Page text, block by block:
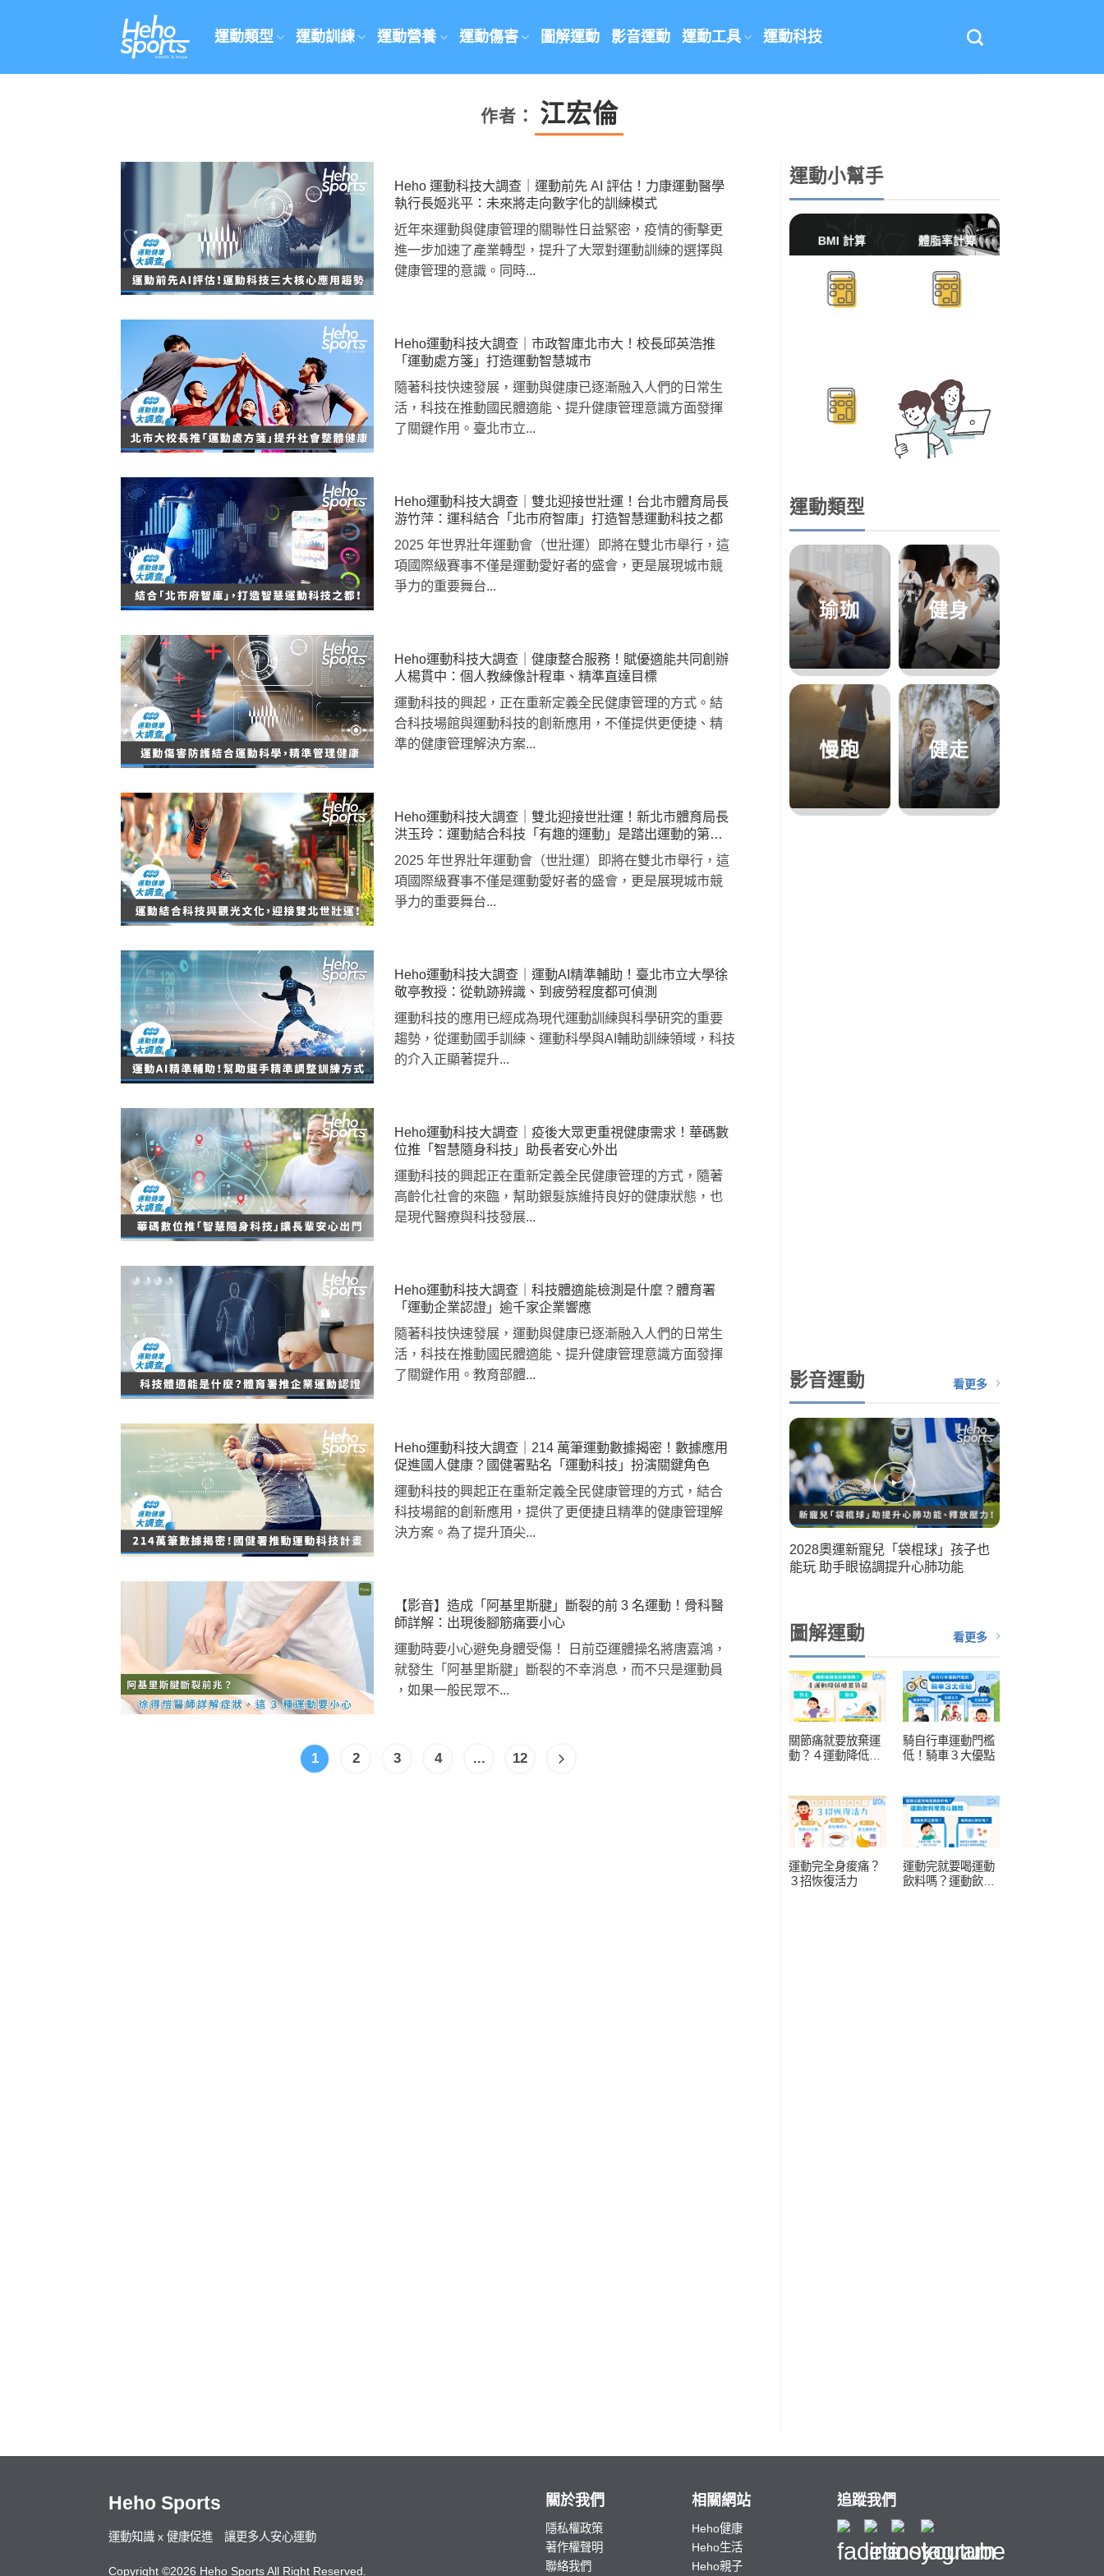
運動類型 運動訓練 運動營養 運動傷害 圖解運動 影音運動 運動工具 運動科技
作者： 江宏倫
Heho 運動科技大調查｜運動前先 AI 評估！力康運動醫學
執行長姬兆平：未來將走向數字化的訓練模式
近年來運動與健康管理的關聯性日益緊密，疫情的衝擊更
進一步加速了產業轉型，提升了大眾對運動訓練的選擇與
健康管理的意識。同時...
Heho運動科技大調查｜市政智庫北市大！校長邱英浩推
「運動處方箋」打造運動智慧城市
隨著科技快速發展，運動與健康已逐漸融入人們的日常生
活，科技在推動國民體適能、提升健康管理意識方面發揮
了關鍵作用。臺北市立...
Heho運動科技大調查｜雙北迎接世壯運！台北市體育局長
游竹萍：運科結合「北市府智庫」打造智慧運動科技之都
2025 年世界壯年運動會（世壯運）即將在雙北市舉行，這
項國際級賽事不僅是運動愛好者的盛會，更是展現城市競
爭力的重要舞台...
Heho運動科技大調查｜健康整合服務！賦優適能共同創辦
人楊貫中：個人教練像計程車、精準直達目標
運動科技的興起，正在重新定義全民健康管理的方式。結
合科技場館與運動科技的創新應用，不僅提供更便捷、精
準的健康管理解決方案...
Heho運動科技大調查｜雙北迎接世壯運！新北市體育局長
洪玉玲：運動結合科技「有趣的運動」是踏出運動的第一
2025 年世界壯年運動會（世壯運）即將在雙北市舉行，這
項國際級賽事不僅是運動愛好者的盛會，更是展現城市競
爭力的重要舞台...
Heho運動科技大調查｜運動AI精準輔助！臺北市立大學徐
敬亭教授：從軌跡辨識、到疲勞程度都可偵測
運動科技的應用已經成為現代運動訓練與科學研究的重要
趨勢，從運動國手訓練、運動科學與AI輔助訓練領域，科技
的介入正顯著提升...
Heho運動科技大調查｜疫後大眾更重視健康需求！華碼數
位推「智慧隨身科技」助長者安心外出
運動科技的興起正在重新定義全民健康管理的方式，隨著
高齡化社會的來臨，幫助銀髮族維持良好的健康狀態，也
是現代醫療與科技發展...
Heho運動科技大調查｜科技體適能檢測是什麼？體育署
「運動企業認證」逾千家企業響應
隨著科技快速發展，運動與健康已逐漸融入人們的日常生
活，科技在推動國民體適能、提升健康管理意識方面發揮
了關鍵作用。教育部體...
Heho運動科技大調查｜214 萬筆運動數據揭密！數據應用
促進國人健康？國健署點名「運動科技」扮演關鍵角色
運動科技的興起正在重新定義全民健康管理的方式，結合
科技場館的創新應用，提供了更便捷且精準的健康管理解
決方案。為了提升頂尖...
【影音】造成「阿基里斯腱」斷裂的前 3 名運動！骨科醫
師詳解：出現後腳筋痛要小心
運動時要小心避免身體受傷！ 日前亞運體操名將唐嘉鴻，
就發生「阿基里斯腱」斷裂的不幸消息，而不只是運動員
，如果一般民眾不...
1 2 3 4 ... 12
運動小幫手
BMI 計算 體脂率計算
運動類型
瑜珈 健身
慢跑 健走
影音運動 看更多
2028奧運新寵兒「袋棍球」孩子也
能玩 助手眼協調提升心肺功能
Heho運動科技大調查｜健康整合服
人教練像計程車、精準直達目標
Heho運動科技大調查｜科技體適能
證」逾千家企業響應
鍵角色
圖解運動 看更多
關節痛就要放棄運
動？４運動降低膝
騎自行車運動門檻
低！騎車３大優點
運動完全身痠痛？
３招恢復活力
運動完就要喝運動
飲料嗎？運動飲料
Heho Sports
運動知識 x 健康促進 讓更多人安心運動
Copyright ©2026 Heho Sports All Right Reserved.
關於我們
隱私權政策
著作權聲明
聯絡我們
相關網站
Heho健康
Heho生活
Heho親子
追蹤我們